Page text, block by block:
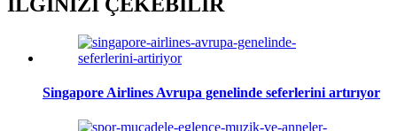
Singapore Airlines Avrupa genelinde seferlerini artırıyor